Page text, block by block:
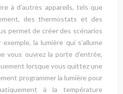
à d’autres appareils, tels que
des thermostats et des
permet de créer des scénarios
la lumière qui s’allume
vous ouvrez la porte d’entrée,
lorsque vous quittez une
programmer la lumière pour
à la température